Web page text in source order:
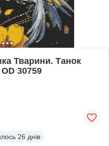
Тварини. Танок
30759
26 днів